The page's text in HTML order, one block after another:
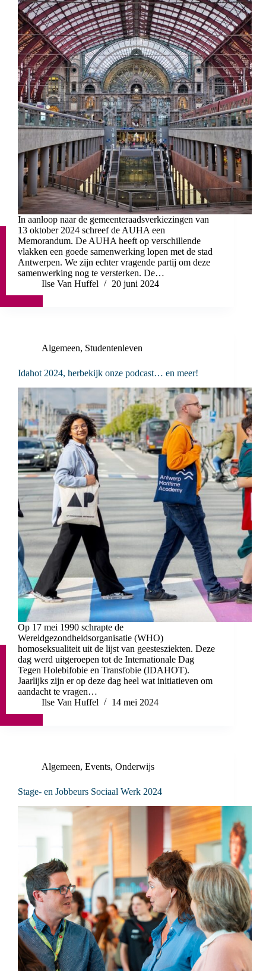
In aanloop naar de gemeenteraadsverkiezingen van
13 oktober 2024 schreef de AUHA een
Memorandum. De AUHA heeft op verschillende
vlakken een goede samenwerking lopen met de stad
Antwerpen. We zijn echter vragende partij om deze
samenwerking nog te versterken. De…
Ilse Van Huffel
20 juni 2024
Algemeen, Studentenleven
Idahot 2024, herbekijk onze podcast… en meer!
Op 17 mei 1990 schrapte de
Wereldgezondheidsorganisatie (WHO)
homoseksualiteit uit de lijst van geestesziekten. Deze
dag werd uitgeroepen tot de Internationale Dag
Tegen Holebifobie en Transfobie (IDAHOT).
Jaarlijks zijn er op deze dag heel wat initiatieven om
aandacht te vragen…
Ilse Van Huffel
14 mei 2024
Algemeen, Events, Onderwijs
Stage- en Jobbeurs Sociaal Werk 2024